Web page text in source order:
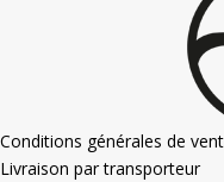
Conditions générales de
Livraison par transporteur